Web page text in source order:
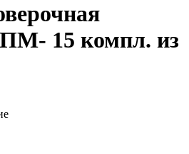
15 компл. из